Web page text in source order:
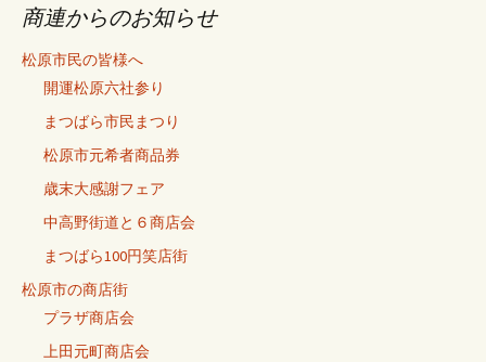
記
事
商連からのお知らせ
松原市民の皆様へ
開運松原六社参り
まつばら市民まつり
松原市元希者商品券
歳末大感謝フェア
中高野街道と６商店会
まつばら100円笑店街
松原市の商店街
プラザ商店会
上田元町商店会